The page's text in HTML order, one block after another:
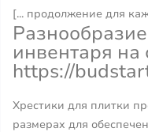
[... продолжение для
инвентаря на
https://
Хрестики для плитки
размерах для